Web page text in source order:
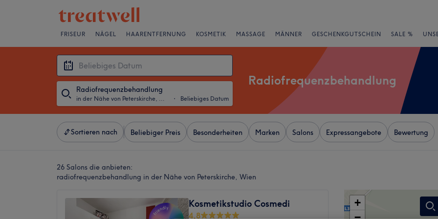
FRISEUR NÄGEL HAARENTFERNUNG KOSMETIK MASSAGE MÄNNER GESCHENKGUTSCHEIN SALE %
Radiofrequenzbehandlung
in der Nähe von Peterskirche, Wien ・ Beliebiges Datum
Radiofrequenzbehandlung
Sortieren nach Beliebiger Preis Besonderheiten Marken Salons Expressangebote Bewertung
26 Salons die anbieten:
radiofrequenzbehandlung in der Nähe von Peterskirche, Wien
Kosmetikstudio Cosmedi
4,8
+